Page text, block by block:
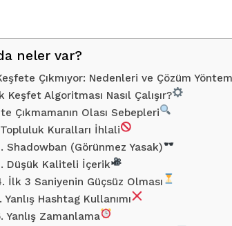
neler var?
Çıkmıyor: Nedenleri ve Çözüm
Keşfet Algoritması Nasıl Çalışır?
Çıkmamanın Olası Sebepleri
Topluluk Kuralları İhlali
Shadowban (Görünmez Yasak)
Düşük Kaliteli İçerik
İlk 3 Saniyenin Güçsüz Olması
Yanlış Hashtag Kullanımı
Yanlış Zamanlama